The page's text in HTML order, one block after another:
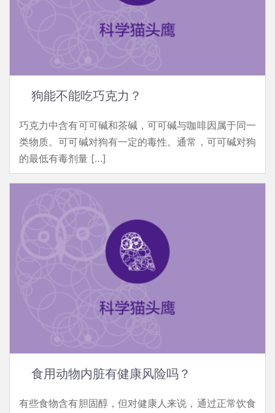
狗能不能吃巧克力？
巧克力中含有可可碱和茶碱，可可碱与咖啡因属于同一
类物质。可可碱对狗有一定的毒性。通常，可可碱对狗
的最低有毒剂量 […]
食用动物内脏有健康风险吗？
有些食物含有胆固醇，但对健康人来说，通过正常饮食